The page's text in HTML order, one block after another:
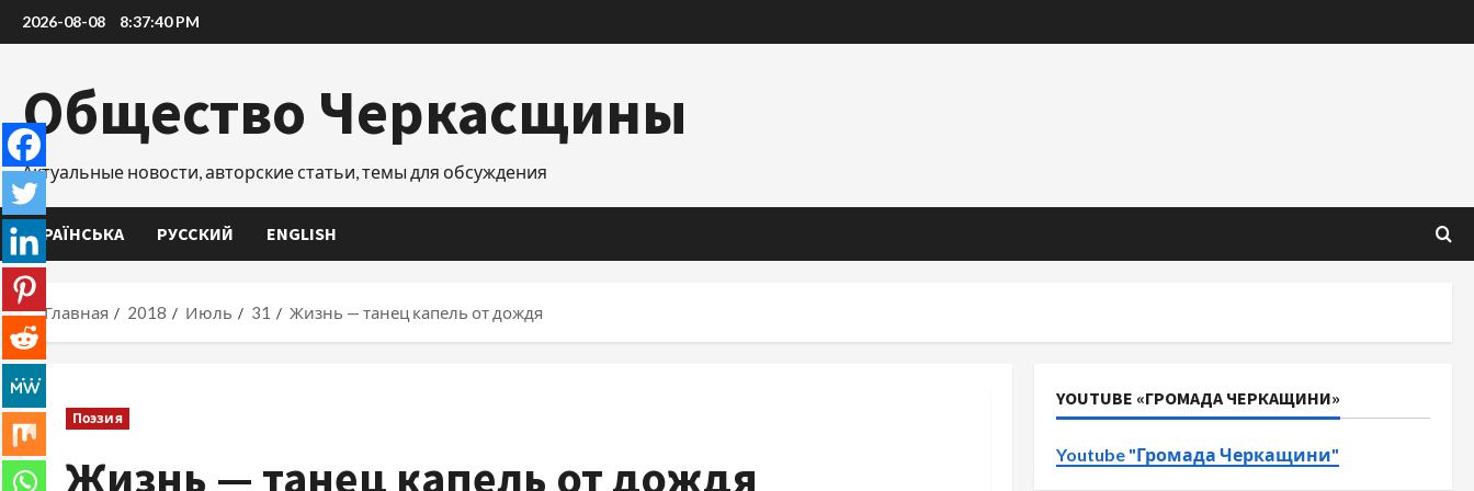
Перейти
к
2026-08-08 8:37:40 PM
Общество Черкасщины
Актуальные новости, авторские статьи, темы для обсуждения
УКРАЇНСЬКА РУССКИЙ ENGLISH
Главная 2018 Июль 31 Жизнь — танец капель от дождя
Поэзия
Жизнь — танец капель от дождя
YOUTUBE «ГРОМАДА ЧЕРКАЩИНИ»
Youtube "Громада Черкащини"